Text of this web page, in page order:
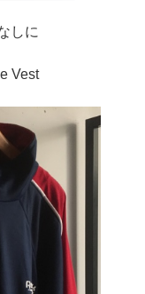
しに
Vest